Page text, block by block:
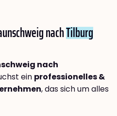
nachTilburg
nach
ein professionelles &
, das sich um alles